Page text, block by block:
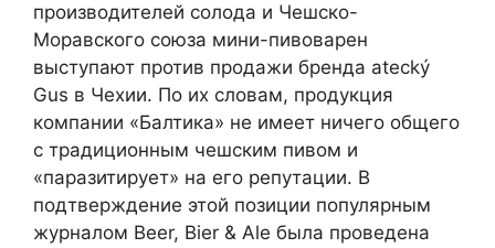
производителей солода и Чешско-
Моравского союза мини-пивоварен
выступают против продажи бренда atecký
Gus в Чехии. По их словам, продукция
компании «Балтика» не имеет ничего общего
с традиционным чешским пивом и
«паразитирует» на его репутации. В
подтверждение этой позиции популярным
журналом Beer, Bier & Ale была проведена